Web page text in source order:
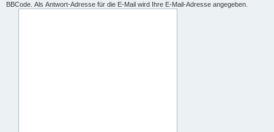
BBCode. Als Antwort-Adresse für die E-Mail wird Ihre E-Mail-Adresse angegeben.